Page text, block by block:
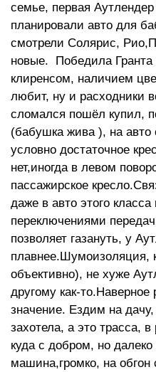
Двигатель
Ходовые качества
семье, первая
планировали авто для
смотрели Солярис,
новые. Победила
клиренсом, наличием
любит, ну и расходники
сломался пошёл купил,
(бабушка жива ), на
условно достаточное
нет,иногда в левом
пассажирское
даже в авто этого
переключениями
позволяет газануть, у
плавнее.Шумоизоляция,
объективно), не хуже
другому как-
значение. Ездим на
захотела, а это трасса,
куда с добром, но далеко
машина,громко, на